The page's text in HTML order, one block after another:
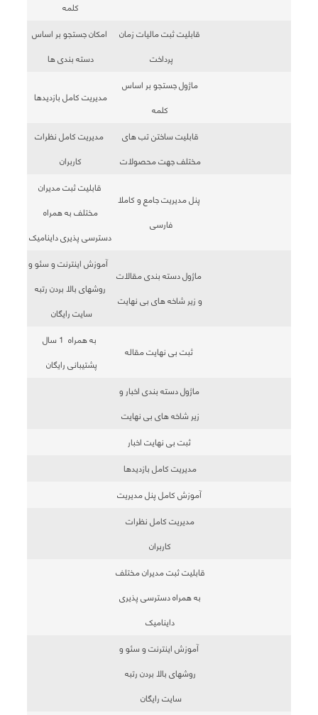
کلمه
قابلیت ثبت مالیات زمان
پرداخت
امکان جستجو بر اساس
دسته بندی ها
ماژول جستجو بر اساس
کلمه
مدیریت کامل بازدیدها
قابلیت ساختن تب های
مختلف جهت محصولات
مدیریت کامل نظرات
کاربران
پنل مدیریت جامع و کاملا
فارسی
قابلیت ثبت مدیران
مختلف به همراه
دسترسی پذیری داینامیک
ماژول دسته بندی مقالات
و زیر شاخه های بی نهایت
آموزش اینترنت و سئو و
روشهای بالا بردن رتبه
سایت رایگان
ثبت بی نهایت مقاله
به همراه 1 سال
پشتیبانی رایگان
ماژول دسته بندی اخبار و
زیر شاخه های بی نهایت
ثبت بی نهایت اخبار
مدیریت کامل بازدیدها
آموزش کامل پنل مدیریت
مدیریت کامل نظرات
کاربران
قابلیت ثبت مدیران مختلف
به همراه دسترسی پذیری
داینامیک
آموزش اینترنت و سئو و
روشهای بالا بردن رتبه
سایت رایگان